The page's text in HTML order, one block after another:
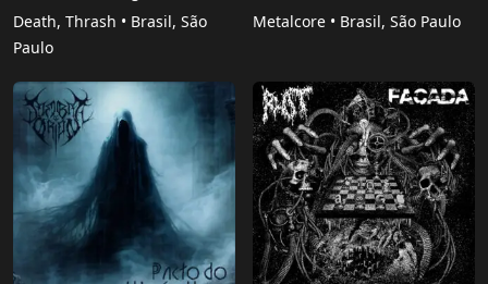
Death, Thrash • Brasil, São
Paulo
Metalcore • Brasil, São Paulo